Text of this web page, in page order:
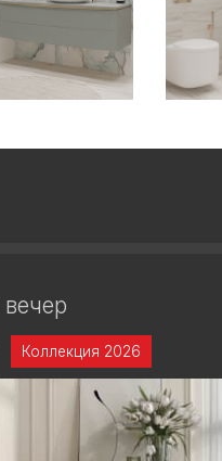
Коллекция 2026